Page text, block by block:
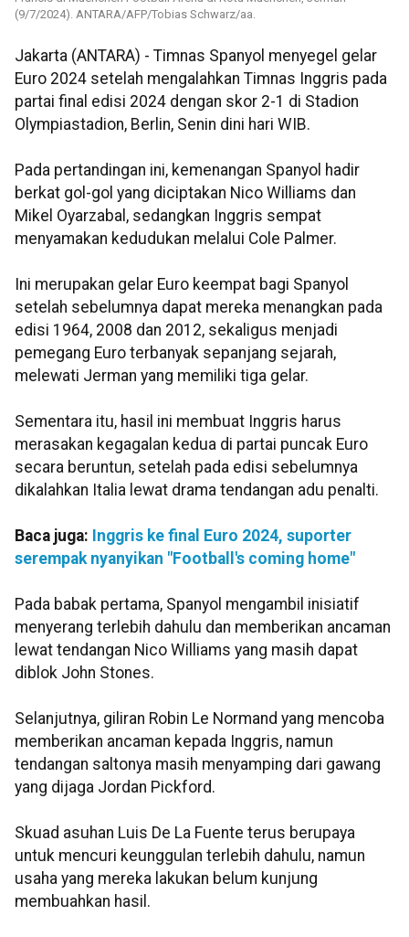
(9/7/2024). ANTARA/AFP/Tobias Schwarz/aa.
Jakarta (ANTARA) - Timnas Spanyol menyegel gelar
Euro 2024 setelah mengalahkan Timnas Inggris pada
partai final edisi 2024 dengan skor 2-1 di Stadion
Olympiastadion, Berlin, Senin dini hari WIB.
Pada pertandingan ini, kemenangan Spanyol hadir
berkat gol-gol yang diciptakan Nico Williams dan
Mikel Oyarzabal, sedangkan Inggris sempat
menyamakan kedudukan melalui Cole Palmer.
Ini merupakan gelar Euro keempat bagi Spanyol
setelah sebelumnya dapat mereka menangkan pada
edisi 1964, 2008 dan 2012, sekaligus menjadi
pemegang Euro terbanyak sepanjang sejarah,
melewati Jerman yang memiliki tiga gelar.
Sementara itu, hasil ini membuat Inggris harus
merasakan kegagalan kedua di partai puncak Euro
secara beruntun, setelah pada edisi sebelumnya
dikalahkan Italia lewat drama tendangan adu penalti.
Baca juga: Inggris ke final Euro 2024, suporter
serempak nyanyikan "Football's coming home"
Pada babak pertama, Spanyol mengambil inisiatif
menyerang terlebih dahulu dan memberikan ancaman
lewat tendangan Nico Williams yang masih dapat
diblok John Stones.
Selanjutnya, giliran Robin Le Normand yang mencoba
memberikan ancaman kepada Inggris, namun
tendangan saltonya masih menyamping dari gawang
yang dijaga Jordan Pickford.
Skuad asuhan Luis De La Fuente terus berupaya
untuk mencuri keunggulan terlebih dahulu, namun
usaha yang mereka lakukan belum kunjung
membuahkan hasil.